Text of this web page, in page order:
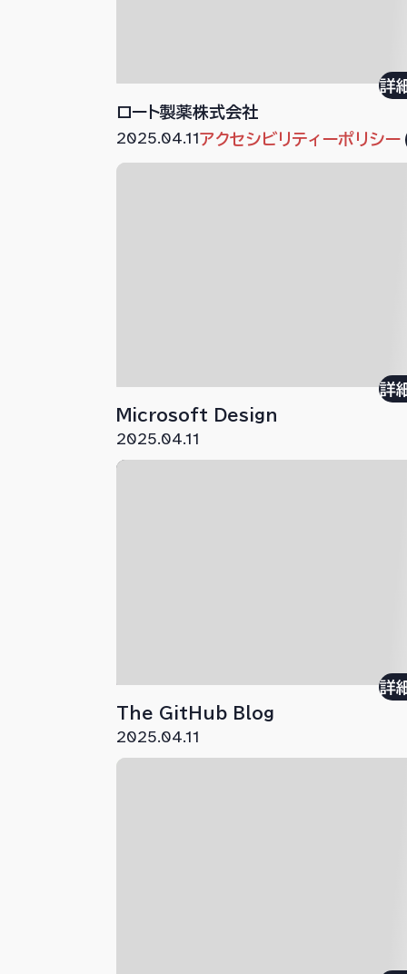
ロート製薬株式会社
詳
2025.04.11アクセシビリティーポリシー
Microsoft Design
詳
2025.04.11
The GitHub Blog
詳
2025.04.11